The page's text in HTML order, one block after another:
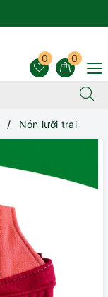
0
0
Nón lưỡi trai